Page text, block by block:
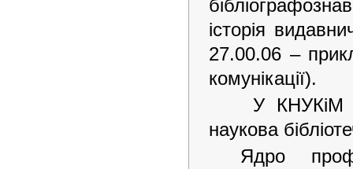
історія
27.00.06 –
комунікації).
У КНУКіМ
наукова
Ядро